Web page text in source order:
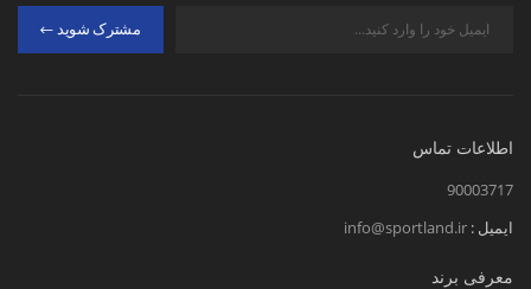
مشترک شوید
اطلاعات تماس
90003717
ایمیل : info@sportland.ir
معرفی برند